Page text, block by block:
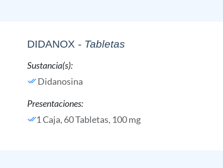
DIDANOX - Tabletas
Sustancia(s):
Didanosina
Presentaciones:
1 Caja, 60 Tabletas, 100 mg